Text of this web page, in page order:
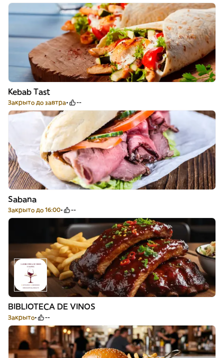
Kebab Tast
Закрыто до завтра --
Sabana
Закрыто до 16:00 --
BIBLIOTECA DE VINOS
Закрыто --